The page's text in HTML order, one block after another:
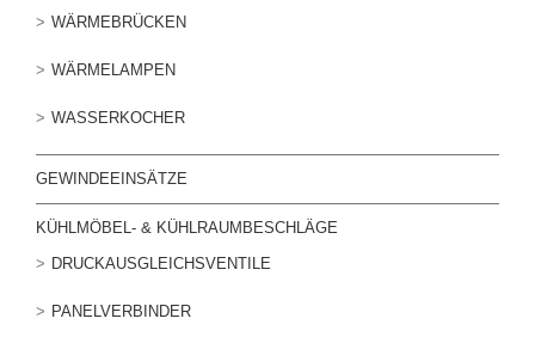
WÄRMEBRÜCKEN
WÄRMELAMPEN
WASSERKOCHER
GEWINDEEINSÄTZE
KÜHLMÖBEL- & KÜHLRAUMBESCHLÄGE
DRUCKAUSGLEICHSVENTILE
PANELVERBINDER